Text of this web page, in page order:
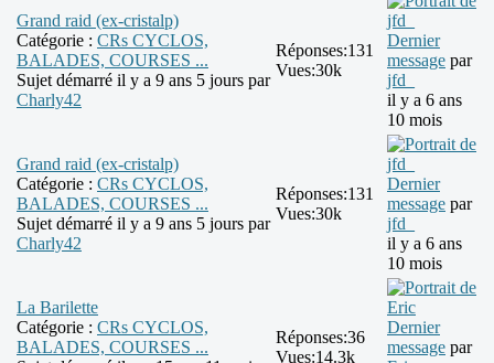
Grand raid (ex-cristalp)
Catégorie : CRs CYCLOS,
BALADES, COURSES ...
Sujet démarré il y a 9 ans 5 jours par
Charly42
Réponses:131
Vues:30k
Dernier
message par
jfd_
il y a 6 ans
10 mois
Grand raid (ex-cristalp)
Catégorie : CRs CYCLOS,
BALADES, COURSES ...
Sujet démarré il y a 9 ans 5 jours par
Charly42
Réponses:131
Vues:30k
Dernier
message par
jfd_
il y a 6 ans
10 mois
La Barilette
Catégorie : CRs CYCLOS,
BALADES, COURSES ...
Réponses:36
Vues:14.3k
Dernier
message par